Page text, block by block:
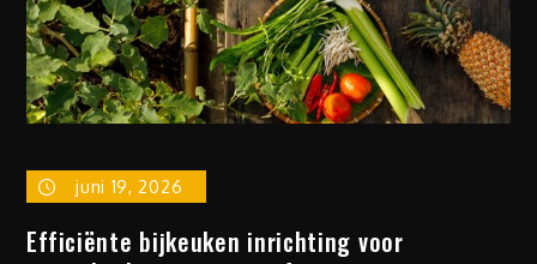
juni 19, 2026
Efficiënte bijkeuken inrichting voor